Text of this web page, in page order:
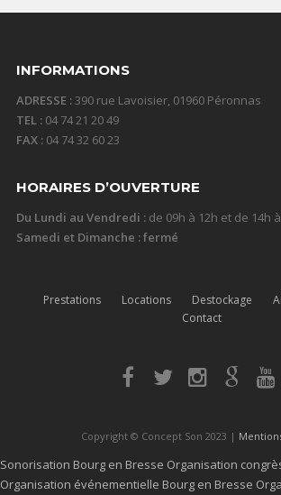
INFORMATIONS
ADRESSE :390 rue Lavoisier, 01960 Péronnas
TEL :04 74 21 20 49
FAX :04 74 32 60 23
HORAIRES D’OUVERTURE
Du Lundi au Vendredi :de 09h à 12h et de 14h
Samedi et Dimanche : fermé
Prestations Locations Destockage
Contact
Copyright © Concept Son 2023 |
Sonorisation Bourg en Bresse Organisation
Organisation événementielle Bourg en Bresse